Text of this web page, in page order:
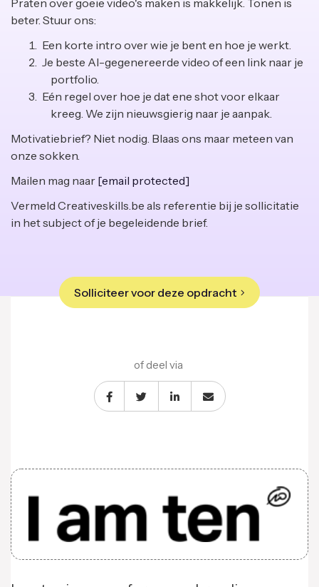
Praten over goeie video's maken is makkelijk. Tonen is
beter. Stuur ons:
Een korte intro over wie je bent en hoe je werkt.
Je beste AI-gegenereerde video of een link naar je
portfolio.
Eén regel over hoe je dat ene shot voor elkaar
kreeg. We zijn nieuwsgierig naar je aanpak.
Motivatiebrief? Niet nodig. Blaas ons maar meteen van
onze sokken.
Mailen mag naar [email protected]
Vermeld Creativeskills.be als referentie bij je sollicitatie
in het subject of je begeleidende brief.
of deel via